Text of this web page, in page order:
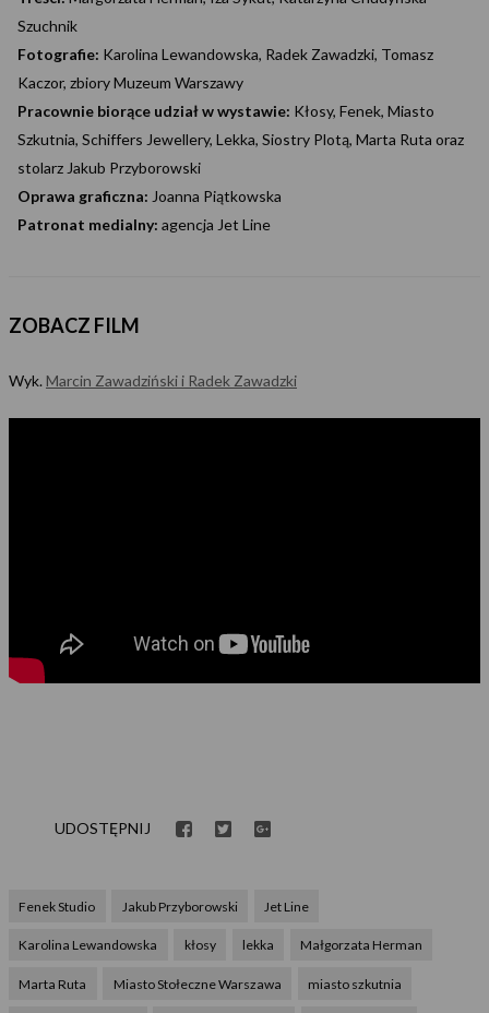
Szuchnik
Fotografie: Karolina Lewandowska, Radek Zawadzki, Tomasz
Kaczor, zbiory Muzeum Warszawy
Pracownie biorące udział w wystawie: Kłosy, Fenek, Miasto
Szkutnia, Schiffers Jewellery, Lekka, Siostry Plotą, Marta Ruta oraz
stolarz Jakub Przyborowski
Oprawa graficzna: Joanna Piątkowska
Patronat medialny: agencja Jet Line
ZOBACZ FILM
Wyk. Marcin Zawadziński i Radek Zawadzki
UDOSTĘPNIJ
Fenek Studio Jakub Przyborowski Jet Line
Karolina Lewandowska kłosy lekka Małgorzata Herman
Marta Ruta Miasto Stołeczne Warszawa miasto szkutnia